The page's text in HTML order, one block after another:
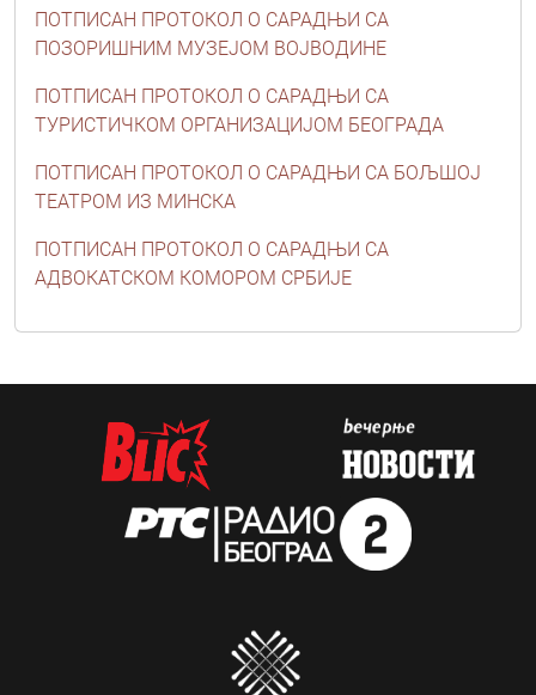
ПОТПИСАН ПРОТОКОЛ О САРАДЊИ СА
ПОЗОРИШНИМ МУЗЕЈОМ ВОЈВОДИНЕ
ПОТПИСАН ПРОТОКОЛ О САРАДЊИ СА
ТУРИСТИЧКОМ ОРГАНИЗАЦИЈОМ БЕОГРАДА
ПОТПИСАН ПРОТОКОЛ О САРАДЊИ СА БОЉШОЈ
ТЕАТРОМ ИЗ МИНСКА
ПОТПИСАН ПРОТОКОЛ О САРАДЊИ СА
АДВОКАТСКОМ КОМОРОМ СРБИЈЕ